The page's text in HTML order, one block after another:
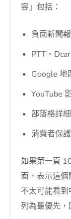
容」包括：
負面新聞
PTT、
Google 地
YouTube
部落格詳
消費者保
如果第一頁
面，表示這
不太可能看
列為最優先，